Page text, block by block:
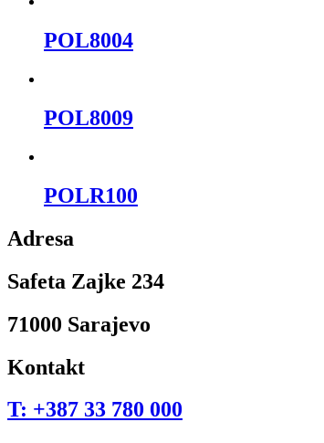
POL8004
POL8009
POLR100
Adresa
Safeta Zajke 234
71000 Sarajevo
Kontakt
T: +387 33 780 000